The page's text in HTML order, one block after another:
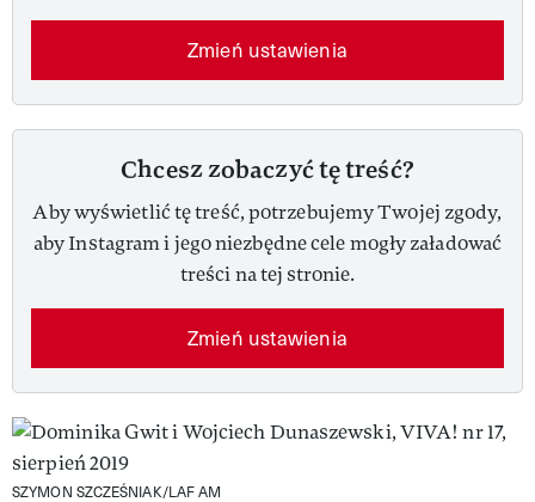
Zmień ustawienia
Chcesz zobaczyć tę treść?
Aby wyświetlić tę treść, potrzebujemy Twojej zgody,
aby Instagram i jego niezbędne cele mogły załadować
treści na tej stronie.
Zmień ustawienia
SZYMON SZCZEŚNIAK/LAF AM